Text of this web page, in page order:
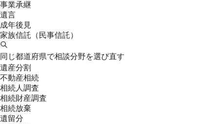
事業承継
遺言
成年後見
家族信託（民事信託）
同じ都道府県で相談分野を選び直す
遺産分割
不動産相続
相続人調査
相続財産調査
相続放棄
遺留分